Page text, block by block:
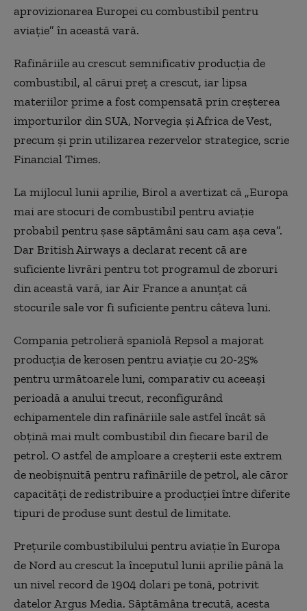
aprovizionarea Europei cu combustibil pentru
aviație” în această vară.
Rafinăriile au crescut semnificativ producția de
combustibil, al cărui preț a crescut, iar lipsa
materiilor prime a fost compensată prin creșterea
importurilor din SUA, Norvegia și Africa de Vest,
precum și prin utilizarea rezervelor strategice, scrie
Financial Times.
La mijlocul lunii aprilie, Birol a avertizat că „Europa
mai are stocuri de combustibil pentru aviație
probabil pentru șase săptămâni sau cam așa ceva”.
Dar British Airways a declarat recent că are
suficiente livrări pentru tot programul de zboruri
din această vară, iar Air France a anunțat că
stocurile sale vor fi suficiente pentru câteva luni.
Compania petrolieră spaniolă Repsol a majorat
producția de kerosen pentru aviație cu 20-25%
pentru următoarele luni, comparativ cu aceeași
perioadă a anului trecut, reconfigurând
echipamentele din rafinăriile sale astfel încât să
obțină mai mult combustibil din fiecare baril de
petrol. O astfel de amploare a creșterii este extrem
de neobișnuită pentru rafinăriile de petrol, ale căror
capacități de redistribuire a producției între diferite
tipuri de produse sunt destul de limitate.
Prețurile combustibilului pentru aviație în Europa
de Nord au crescut la începutul lunii aprilie până la
un nivel record de 1904 dolari pe tonă, potrivit
datelor Argus Media. Săptămâna trecută, acesta